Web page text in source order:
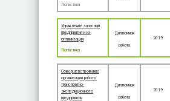
Логистика
Управление запасами
предприятия и их
оптимизация
Логистика
Дипломная
работа
2019
Совершенствование
организации работы
транспортно-
экспедиционного
предприятия
Дипломная
работа
2019